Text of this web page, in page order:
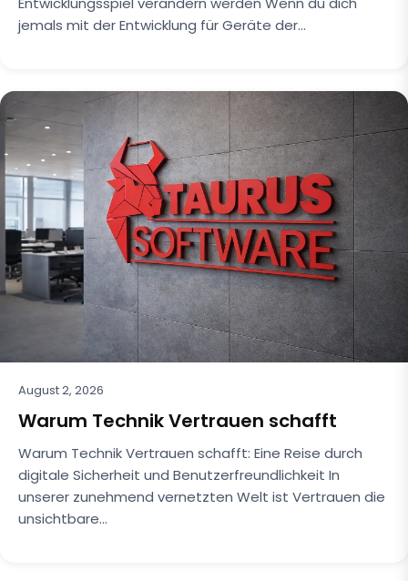
jemals mit der Entwicklung für Geräte der…
August 2, 2026
Warum Technik Vertrauen schafft
Warum Technik Vertrauen schafft: Eine Reise durch
digitale Sicherheit und Benutzerfreundlichkeit In
unserer zunehmend vernetzten Welt ist Vertrauen die
unsichtbare…